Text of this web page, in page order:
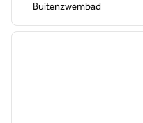
Buitenzwembad
1 van 11